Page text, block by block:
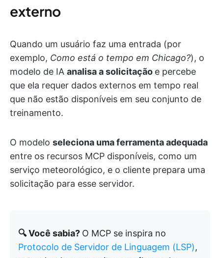
externo
Quando um usuário faz uma entrada (por
exemplo, Como está o tempo em Chicago?), o
modelo de IA analisa a solicitação e percebe
que ela requer dados externos em tempo real
que não estão disponíveis em seu conjunto de
treinamento.
O modelo seleciona uma ferramenta adequada
entre os recursos MCP disponíveis, como um
serviço meteorológico, e o cliente prepara uma
solicitação para esse servidor.
🔍 Você sabia? O MCP se inspira no
Protocolo de Servidor de Linguagem (LSP),